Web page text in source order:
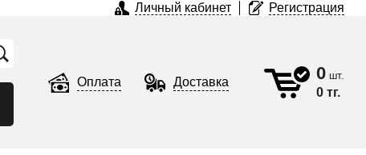
Личный кабинет Регистрация
Оплата Доставка 0 шт.
0 тг.